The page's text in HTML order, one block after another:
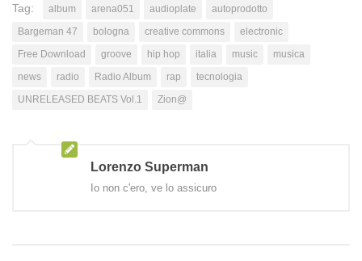
Tag: album arena051 audioplate
autoprodotto
Bargeman 47
bologna creative commons
electronic
Free Download
groove hip hop italia music
musica
news
radio Radio Album rap
tecnologia
UNRELEASED BEATS Vol.1
Zion@
Lorenzo Superman
Io non c'ero, ve lo assicuro